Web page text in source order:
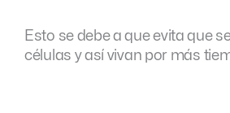
Esto se debe a que evita que
células y así vivan por más